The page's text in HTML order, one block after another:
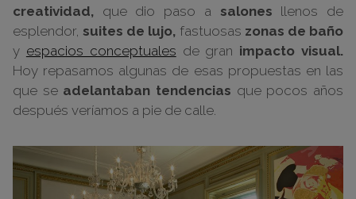
creatividad, que dio paso a salones llenos de
esplendor, suites de lujo, fastuosas zonas de baño
y espacios conceptuales de gran impacto visual.
Hoy repasamos algunas de esas propuestas en las
que se adelantaban tendencias que pocos años
después veríamos a pie de calle.